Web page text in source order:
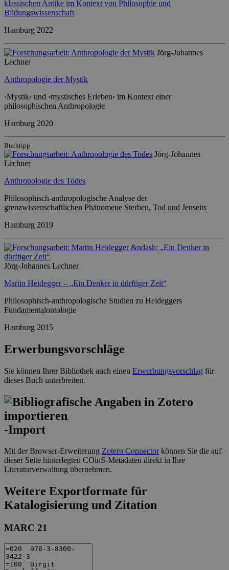
klassischen Antike im Kontext von Philosophie und
Bildungswissenschaft
Hamburg 2022
Jörg-Johannes
Lechner
Anthropologie der Mystik
›Mystik‹ und ›mystisches Erleben‹ im Kontext einer
philosophischen Anthropologie
Hamburg 2020
Buchtipp
Jörg-Johannes
Lechner
Anthropologie des Todes
Philosophisch-anthropologische Analyse der
grenzwissenschaftlichen Phänomene Sterben, Tod und Jenseits
Hamburg 2019
Jörg-Johannes Lechner
Martin Heidegger – „Ein Denker in dürftiger Zeit“
Philosophisch-anthropologische Studien zu Heideggers
Fundamentalontologie
Hamburg 2015
Erwerbungsvorschläge
Sie können Ihrer Bibliothek auch einen Erwerbungsvorschlag für
dieses Buch unterbreiten.
-Import
Mit der Browser-Erweiterung Zotero Connectorkönnen Sie die auf
dieser Seite hinterlegten COinS-Metadaten direkt in Ihre
Literaturverwaltung übernehmen.
Weitere Exportformate für
Katalogisierung und Zitation
MARC 21